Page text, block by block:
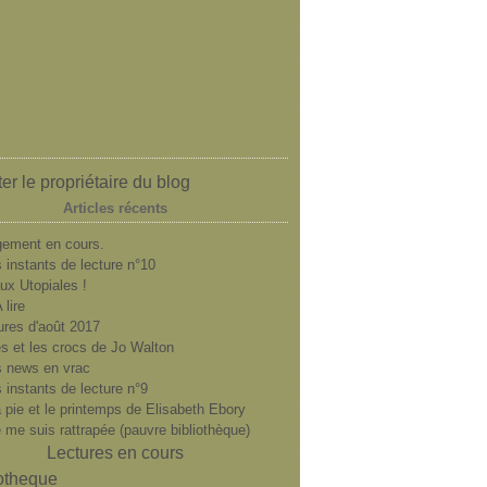
le propriétaire du blog
Articles récents
en cours.
instants de lecture n°10
Utopiales !
lire
d'août 2017
et les crocs de Jo Walton
news en vrac
instants de lecture n°9
pie et le printemps de Elisabeth Ebory
me suis rattrapée (pauvre bibliothèque)
Lectures en cours